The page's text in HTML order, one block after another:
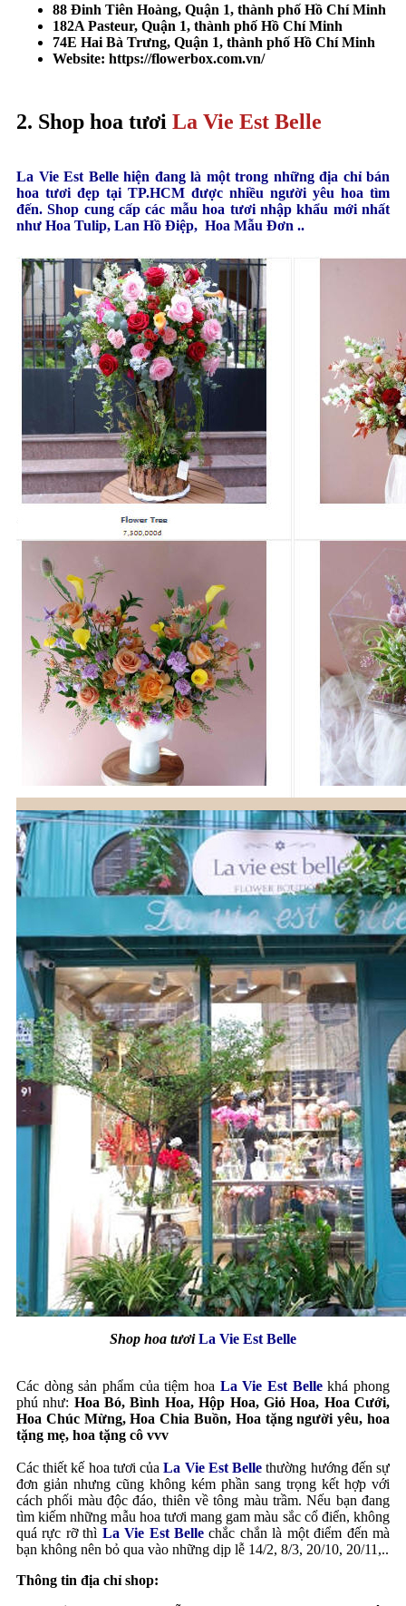
88 Đinh Tiên Hoàng, Quận 1, thành phố Hồ Chí Minh
182A Pasteur, Quận 1, thành phố Hồ Chí Minh
74E Hai Bà Trưng, Quận 1, thành phố Hồ Chí Minh
Website: https://flowerbox.com.vn/
2. Shop hoa tươi La Vie Est Belle
La Vie Est Belle hiện đang là một trong những địa chỉ bán
hoa tươi đẹp tại TP.HCM được nhiều người yêu hoa tìm
đến. Shop cung cấp các mẫu hoa tươi nhập khẩu mới nhất
như Hoa Tulip, Lan Hồ Điệp, Hoa Mẫu Đơn ..
Shop hoa tươiLa Vie Est Belle
Các dòng sản phẩm của tiệm hoa La Vie Est Bellekhá phong
phú như: Hoa Bó, Bình Hoa, Hộp Hoa, Giỏ Hoa, Hoa Cưới,
Hoa Chúc Mừng, Hoa Chia Buồn, Hoa tặng người yêu, hoa
tặng mẹ, hoa tặng cô vvv
Các thiết kế hoa tươi củaLa Vie Est Belle thường hướng đến sự
đơn giản nhưng cũng không kém phần sang trọng kết hợp với
cách phối màu độc đáo, thiên về tông màu trầm. Nếu bạn đang
tìm kiếm những mẫu hoa tươi mang gam màu sắc cổ điển, không
quá rực rỡ thì La Vie Est Bellechắc chắn là một điểm đến mà
bạn không nên bỏ qua vào những dịp lễ 14/2, 8/3, 20/10, 20/11,..
Thông tin địa chỉ shop: